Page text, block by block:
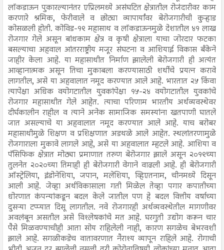
लॉकडाऊन पुकारल्यानंतर एप्रिलमध्ये असंघटित क्षेत्रातील रोजंदारीवर काम
करणारे श्रमिक, फेरीवाले व छोट्या व्यापार्यांवर बेरोजगारीची कुऱ्हाड
कोसळली होती. कोविड-१९ महासाथ व लॉकडाऊनमुळे देशातील ४१ लाख
रोजगार गेले असून बांधकाम क्षेत्र व कृषी क्षेत्राला याचा जोरदार फटका
बसल्याचा अहवाल आंतरराष्ट्रीय मजूर संघटना व आशियाई विकास बँकेने
जाहीर केला आहे. या महासाथीत निर्माण झालेली बेरोजगारी ही अत्यंत
आव्हानात्मक असून तिचा मुकाबला करण्यासाठी शर्थीचे प्रयत्न करावे
लागतील, असे या अहवालात नमूद करण्यात आले आहे. भारतात २५ किंवा
त्यापेक्षा अधिक वयोगटातील युवकांपेक्षा १५-२४ वयोगटातील युवकांचे
रोजगार महासाथीत गेले आहेत. त्याचा परिणाम भारतीय अर्थव्यवस्थेवर
दीर्घकालीन राहील व त्याने अनेक सामाजिक समस्यांना खतपाणी घातले
जात असल्याचे या अहवालात नमूद करण्यात आले आहे. याच बरोबर
महासाथीमुळे शिक्षण व प्रशिक्षणात अडथळे आले आहेत. स्थलांतरणामुळे
रोजगाराला मुकावे लागले आहे, असे या अहवालात म्हटले आहे. आशिया व
पॅसिफिक क्षेत्रात मोठ्या प्रमाणात तरुण बेरोजगार झाले असून २०१९च्या
तुलनेत २०२०च्या तिमाही ही बेरोजगारी वेगाने वाढली आहे. ही बेरोजगारी
ऑस्ट्रेलिया, इंडोनेशिया, जपान, मलेशिया, व्हिएतनाम, चीनमध्ये दिसून
आली आहे. जेव्हा अर्थविकासाला गती मिळेल तेव्हा पगार कपातीच्या
धोरणात कंपन्यांकडून बदल केले जातील पण हे बदल वित्तीय वर्षाच्या
दुसऱ्या टप्प्यात दिसू लागतील. नवे रोजगारही अर्थव्यवस्थेतील मागणीवर
अवलंबून असतील असे विश्लेषकांचे मत आहे. घरगुती उद्योग करून चार
पैसे मिळवण्याचीही आता सोय राहिलेली नाही, कारण सगळेच बेभरवशी
झाले आहे. सगळीकडेच वातावरणात नैराश्‍य व्यापून राहिले आहे. रोगाची